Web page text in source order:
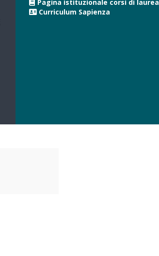
Pagina istituzionale corsi di laurea
Curriculum Sapienza